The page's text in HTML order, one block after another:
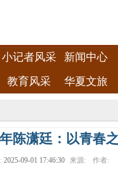
小记者风采
新闻中心
教育风采 华夏文旅
陈潇廷：以青春
2025-09-01 17:46:30 来源: 作者: